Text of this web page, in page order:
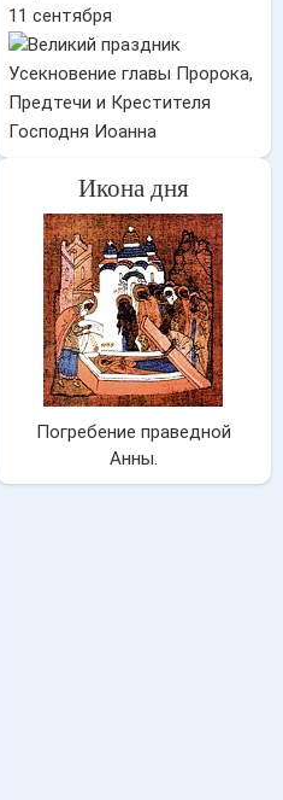
11 сентября
Усекновение главы Пророка,
Предтечи и Крестителя
Господня Иоанна
Икона дня
Погребение праведной
Анны.